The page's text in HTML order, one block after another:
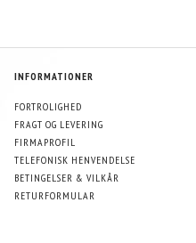
INFORMATIONER
FORTROLIGHED
FRAGT OG LEVERING
FIRMAPROFIL
TELEFONISK HENVENDELSE
BETINGELSER & VILKÅR
RETURFORMULAR